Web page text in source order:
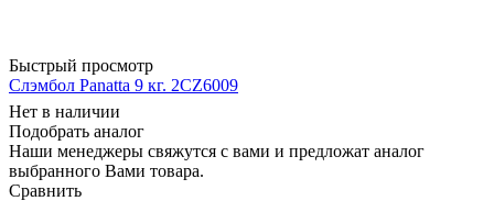
Быстрый просмотр
Слэмбол Panatta 9 кг. 2CZ6009
Нет в наличии
Подобрать аналог
Наши менеджеры свяжутся с вами и предложат аналог
выбранного Вами товара.
Сравнить